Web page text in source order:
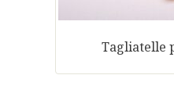
Tagliatelle